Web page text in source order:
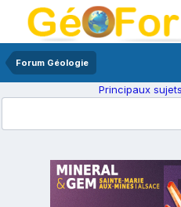
Forum Géologie
Principaux